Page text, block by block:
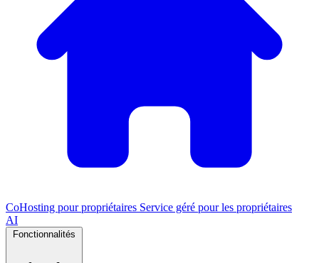
CoHosting pour propriétaires Service géré pour les propriétaires
AI